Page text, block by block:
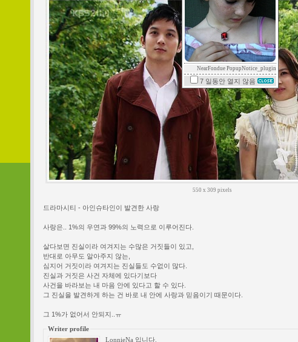
NearFondue PopupNotice_plugin
7 일동안 열지 않음
550 x 309 pixels
드라마시티 - 아인슈타인이 발견한 사랑
사랑은.. 1%의 우연과 99%의 노력으로 이루어진다.
살다보면 진실이라 여겨지는 수많은 거짓들이 있고,
반대로 아무도 알아주지 않는,
심지어 거짓이라 여겨지는 진실들도 수없이 많다.
진실과 거짓은 사건 자체에 있다기보다
사건을 바라보는 내 마음 안에 있다고 할 수 있다.
그 진실을 발견하게 하는 건 바로 내 안에 사랑과 믿음이기 때문이다.
그 1%가 없어서 안되지..ㅠ
Writer profile
LonnieNa 입니다.